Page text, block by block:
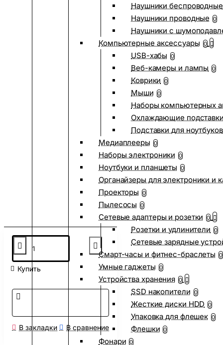
Наушники беспроводные
Наушники проводные 0
Наушники с
Компьютерные аксессуары 0
USB-хабы 0
Веб-камеры и лампы 0
Коврики 0
Мыши 0
Наборы компьютерных
Охлаждающие
Подставки для ноутбуков
Медиаплееры 0
Наборы электроники 0
Ноутбуки и планшеты 0
Органайзеры для электроники и
Проекторы 0
Пылесосы 0
Сетевые адаптеры и розетки 0
Розетки и удлинители 0
Сетевые зарядные
Смарт-часы и фитнес-браслеты 0
Умные гаджеты 0
Устройства хранения 0
SSD накопители 0
Жесткие диски HDD 0
Упаковка для флешек 0
Флешки 0
Фонари 0
Купить
В закладки В сравнение